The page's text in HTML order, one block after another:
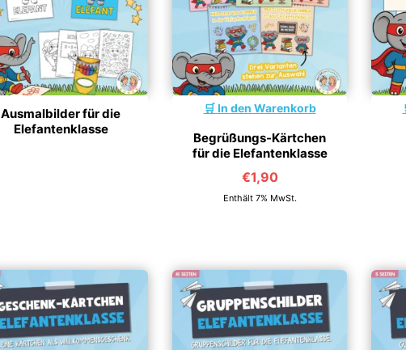
Ausmalbilder für die
Elefantenklasse
In den Warenkorb
Begrüßungs-Kärtchen
für die Elefantenklasse
€1,90
Enthält 7% MwSt.